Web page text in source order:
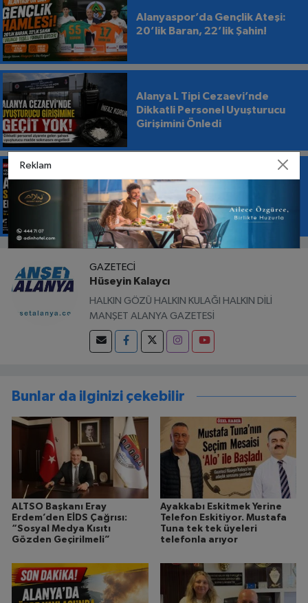
Alanyaspor’da Gençlik Ateşi:
20’lik Baran, 22’lik Şahin!
Alanya L Tipi Cezaevi’nde
Dikkatli Personel Uyuşturucu
Girişimini Önledi
Alanya’da Sahte 100 Euro
Operasyonu: 56 Banknot Ele
Geçirildi
GAZETECI
Hüseyin Kalaycı
HALKIN GÖZÜ HALKIN KULAĞI HALKIN DİLİ
MANŞET ALANYA GAZETESİ
Bunlar da ilginizi çekebilir
ALTSO Başkanı Eray
Erdem’den EİDS Çağrısı:
“Sosyal Medya Kısıtı
Gözden Geçirilmeli”
Ayakkabı Eskitmek Yerine
Telefon Eskitiyor. Mustafa
Tuna tek tek üyeleri
telefonla arıyor
Reklam